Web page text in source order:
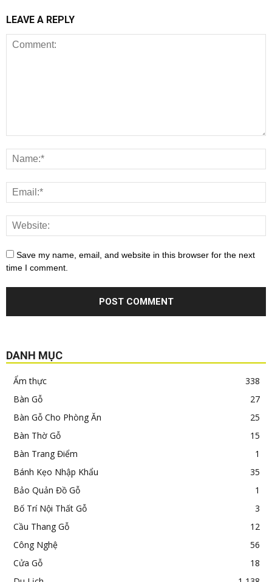
LEAVE A REPLY
Save my name, email, and website in this browser for the next
time I comment.
DANH MỤC
Ẩm thực
338
Bàn Gỗ
27
Bàn Gỗ Cho Phòng Ăn
25
Bàn Thờ Gỗ
15
Bàn Trang Điểm
1
Bánh Kẹo Nhập Khẩu
35
Bảo Quản Đồ Gỗ
1
Bố Trí Nội Thất Gỗ
3
Cầu Thang Gỗ
12
Công Nghệ
56
Cửa Gỗ
18